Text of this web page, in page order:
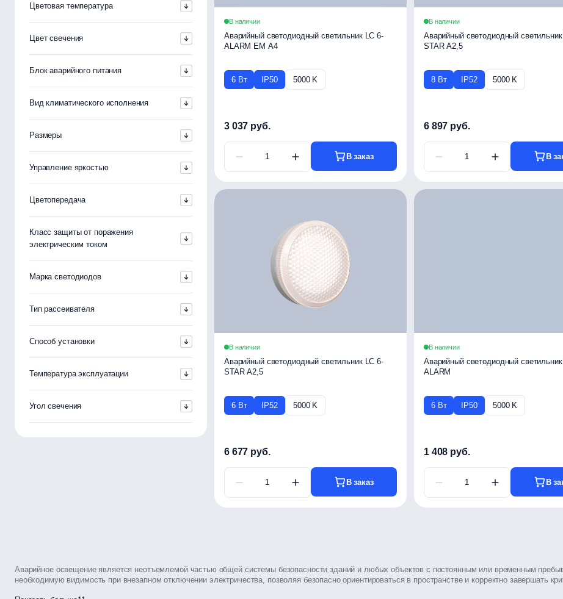
Цветовая температура
Цвет свечения
Блок аварийного питания
Вид климатического исполнения
Размеры
Управление яркостью
Цветопередача
Класс защиты от поражения
электрическим током
Марка светодиодов
Тип рассеивателя
Способ установки
Температура эксплуатации
Угол свечения
В наличии
Аварийный светодиодный светильник LC 6-
ALARM EM А4
6 Вт IP50 5000 K
3 037 руб.
В заказ
В наличии
Аварийный светодиодный
STAR А2,5
8 Вт IP52 5000 K
6 897 руб.
В
В наличии
Аварийный светодиодный светильник LC 6-
STAR А2,5
6 Вт IP52 5000 K
6 677 руб.
В заказ
В наличии
Аварийный светодиодный
ALARM
6 Вт IP50 5000 K
1 408 руб.
В
Аварийное освещение является неотъемлемой частью общей системы безопасности зданий и любых объектов с постоянным или временным
необходимую видимость при внезапном отключении электричества, позволяя безопасно ориентироваться в пространстве и корректно завершать